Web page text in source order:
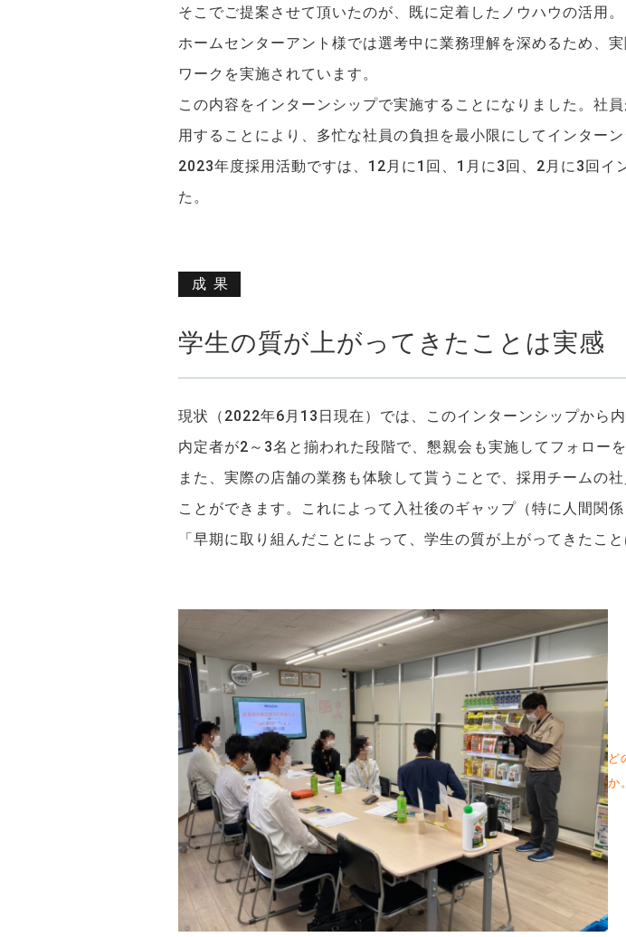
そこでご提案させて頂いたのが、既に定着したノウハウの活用。
ホームセンターアント様では選考中に業務理解を深めるため、
ワークを実施されています。
この内容をインターンシップで実施することになりました。社
用することにより、多忙な社員の負担を最小限にしてインター
2023年度採用活動ですは、12月に1回、1月に3回、2月に3回イ
た。
成果
学生の質が上がってきたことは実感
現状（2022年6月13日現在）では、このインターンシップから
内定者が2～3名と揃われた段階で、懇親会も実施してフォロー
また、実際の店舗の業務も体験して貰うことで、採用チームの
ことができます。これによって入社後のギャップ（特に人間関
「早期に取り組んだことによって、学生の質が上がってきたこ
ど
か